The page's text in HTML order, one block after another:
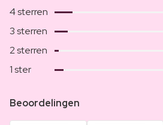
4 sterren
3 sterren
2 sterren
1 ster
Beoordelingen